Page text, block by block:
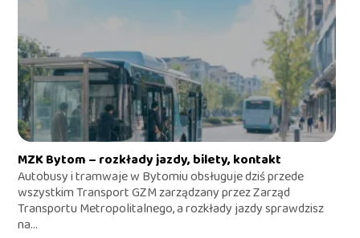
MZK Bytom – rozkłady jazdy, bilety, kontakt
Autobusy i tramwaje w Bytomiu obsługuje dziś przede
wszystkim Transport GZM zarządzany przez Zarząd
Transportu Metropolitalnego, a rozkłady jazdy sprawdzisz
na...